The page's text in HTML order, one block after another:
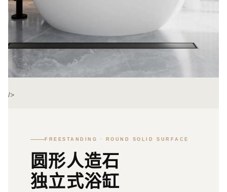
/>
FREESTANDING · ROUND SOLID SURFACE
圆形人造石
独立式浴缸